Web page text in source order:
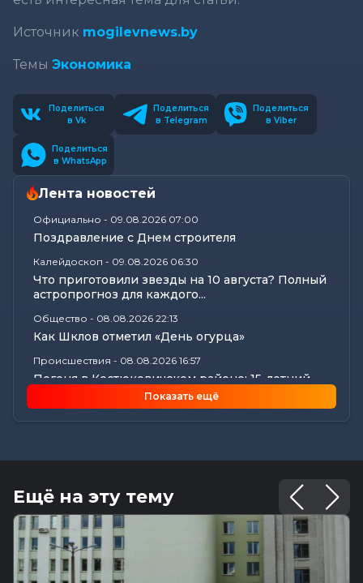
Источник mogilevnews.by
Темы Экономика
Поделиться
в Vk
Поделиться
в Telegram
Поделиться
в Viber
Поделиться
в WhatsApp
Лента новостей
Официально - 09.08.2026 07:00
Поздравление с Днем строителя
Калейдоскоп - 09.08.2026 06:30
Что приготовили звезды на 10 августа? Полный
астропрогноз для каждого...
Общество - 08.08.2026 22:13
Как Шклов отметил «День огурца»
Происшествия - 08.08.2026 16:57
Погоня в Костюковичском районе: 15-летний
мотоциклист пытался...
Смертельное ДТП в Белыничском районе:
мотоциклист погиб на месте
Общество -08.08.2026 15:00
Погода 9 августа в Могилевской области: без
осадков и комфортные...
Показать ещё
Ещё на эту тему